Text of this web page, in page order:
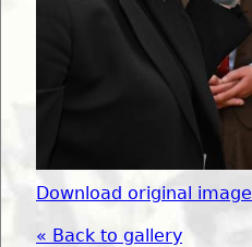
Download original image
« Back to gallery